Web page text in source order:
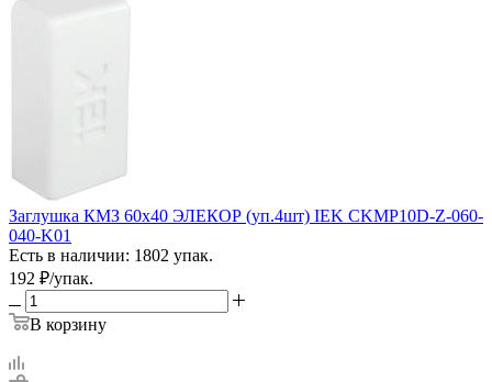
Заглушка КМЗ 60х40 ЭЛЕКОР (уп.4шт) IEK CKMP10D-Z-060-
040-K01
Есть в наличии: 1802 упак.
192 ₽/упак.
В корзину